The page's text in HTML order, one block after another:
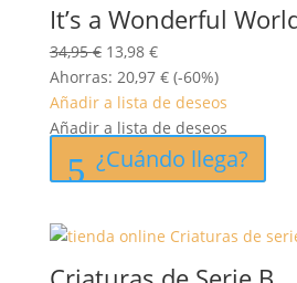
It’s a Wonderful
34,95€ El
precio
original
era:
34,95 €.
13,98 €El
precio
actual
es:
13,98 €.
Ahorras: 20,97 € (-60%)
Añadir a lista de deseos
Añadir a lista de deseos
¿Cuándo llega?